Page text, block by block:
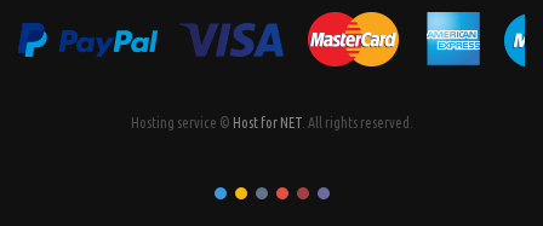
Hosting service © Host for NET. All rights reserved.